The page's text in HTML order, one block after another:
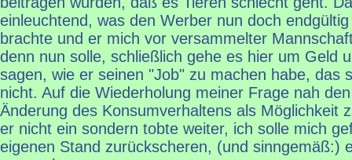
einleuchtend, was den Werber nun doch
brachte und er mich vor versammelter
denn nun solle, schließlich gehe es hier um Geld
sagen, wie er seinen "Job" zu machen habe, das
nicht. Auf die Wiederholung meiner Frage nah
Änderung des Konsumverhaltens als Möglichkeit
er nicht ein sondern tobte weiter, ich solle mich
eigenen Stand zurückscheren, (und sinngemäß:)